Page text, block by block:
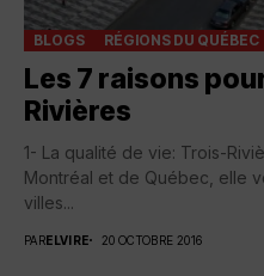
BLOGS RÉGIONS DU QUÉBEC
Les 7 raisons
Rivières
1- La qualité de vie: Trois-
Montréal et de Québec, elle
villes...
PARELVIRE 20 OCTOBRE 2016